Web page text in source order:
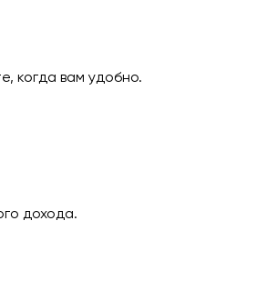
когда вам удобно.
дохода.